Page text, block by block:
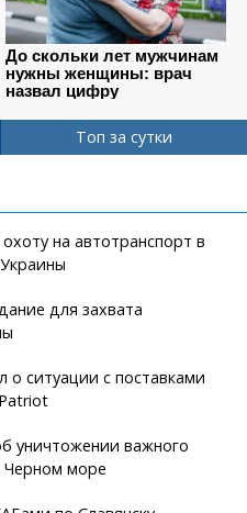
Топ за сутки
на автотранспорт в
для захвата
о ситуации с поставками
уничтожении важного
море